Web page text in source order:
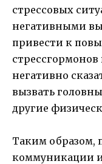
стрессовых
негативными
привести к
негативно
вызвать
другие
Таким образом,
коммуникации